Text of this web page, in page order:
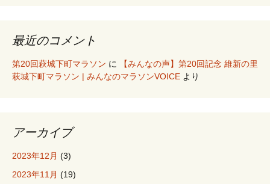
最近のコメント
第20回萩城下町マラソン に
【みんなの声】第20回記念 維新の里
萩城下町マラソン | みんなのマラソンVOICE より
アーカイブ
2023年12月 (3)
2023年11月 (19)